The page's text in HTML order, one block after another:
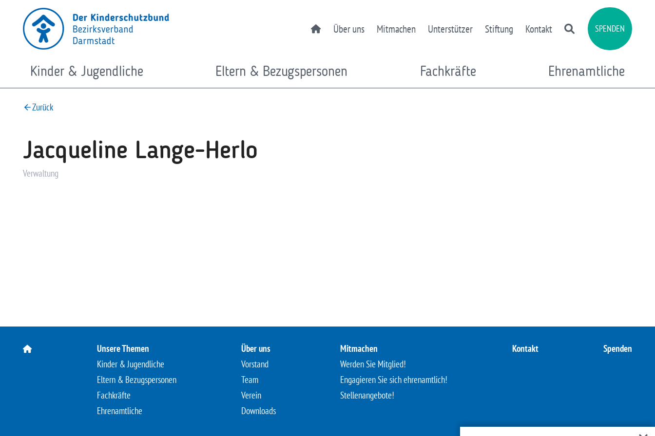
springen
Über uns Mitmachen Unterstützer Stiftung Kontakt SPENDEN
Kinder & Jugendliche Eltern & Bezugspersonen Fachkräfte Ehrenamtliche
Zurück
Jacqueline Lange-Herlo
Verwaltung
Unsere Themen
Kinder & Jugendliche
Eltern & Bezugspersonen
Fachkräfte
Ehrenamtliche
Über uns
Vorstand
Team
Verein
Downloads
Mitmachen
Werden Sie Mitglied!
Engagieren Sie sich ehrenamtlich!
Stellenangebote!
Kontakt Spenden